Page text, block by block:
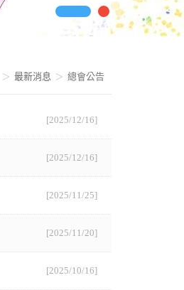
最新消息 總會公告
[2025/12/16]
[2025/12/16]
[2025/11/25]
[2025/11/20]
[2025/10/16]